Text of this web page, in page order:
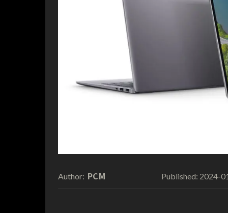
Author: PCM Published: 2024-